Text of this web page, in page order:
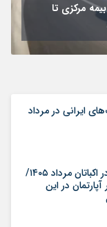
مرکزی تا
ایرانی در مرداد
لیست قیمت خرید مسکن در اکباتان مرداد ۱۴۰۵/
در این